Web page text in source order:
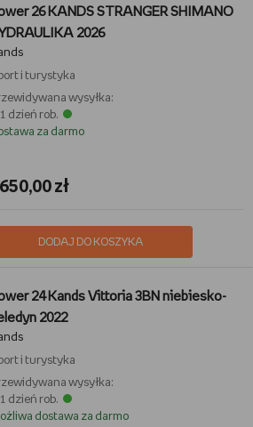
26 KANDS STRANGER SHIMANO
2026
i turystyka
wysyłka:
dzień rob.
za darmo
zł
DODAJ DO KOSZYKA
24 Kands Vittoria 3BN niebiesko-
2022
i turystyka
wysyłka:
dzień rob.
dostawa za darmo